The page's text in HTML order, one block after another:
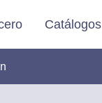
Catálogos